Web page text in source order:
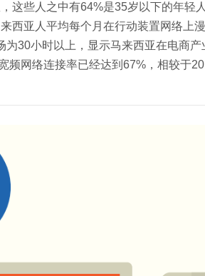
这些人之中有64%是35岁以下的年轻
西亚人平均每个月在行动装置网络上
为30小时以上，显示马来西亚在电商产
频网络连接率已经达到67%，相较于